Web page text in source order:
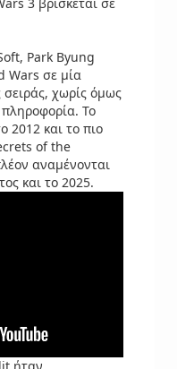
Park Byung
Wars σε μία
χωρίς όμως
Το
2012 και το πιο
of the
αναμένονται
και το 2025.
ήταν